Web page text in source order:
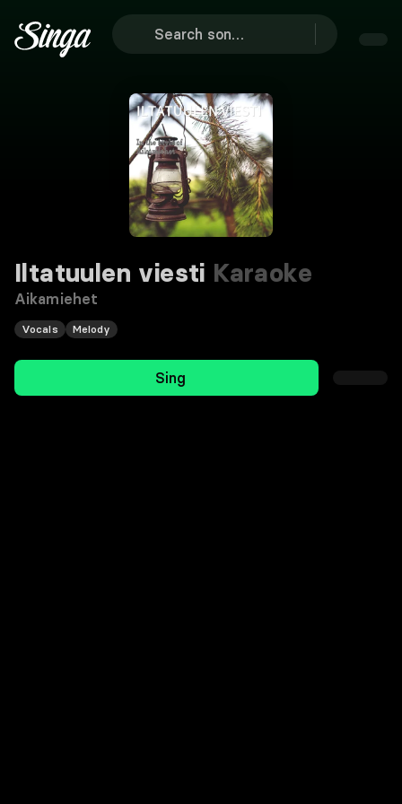
Iltatuulen viesti Karaoke
Aikamiehet
Vocals Melody
Sing